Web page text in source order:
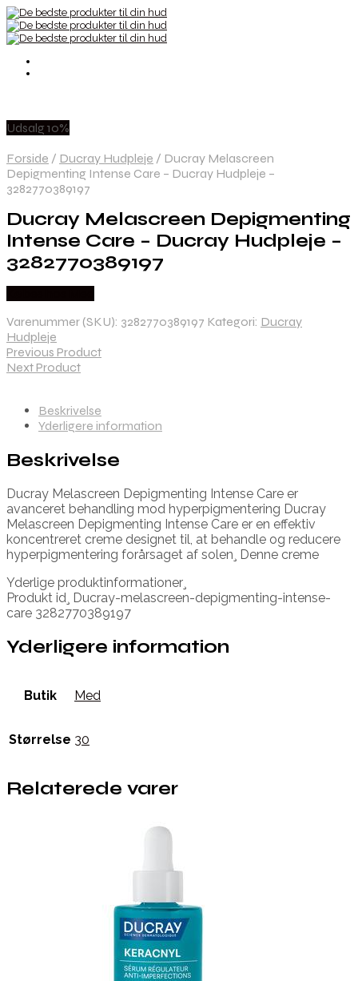
Udsalg 10%
Forside / Ducray Hudpleje / Ducray Melascreen
Depigmenting Intense Care – Ducray Hudpleje –
3282770389197
Ducray Melascreen Depigmenting
Intense Care – Ducray Hudpleje –
3282770389197
Varenummer (SKU): 3282770389197 Kategori: Ducray
Hudpleje
Previous Product
Next Product
Beskrivelse
Yderligere information
Beskrivelse
Ducray Melascreen Depigmenting Intense Care er
avanceret behandling mod hyperpigmentering Ducray
Melascreen Depigmenting Intense Care er en effektiv
koncentreret creme designet til, at behandle og reducere
hyperpigmentering forårsaget af solen¸ Denne creme
Yderlige produktinformationer¸
Produkt id¸ Ducray-melascreen-depigmenting-intense-
care 3282770389197
Yderligere information
Butik Med
Størrelse 30
Relaterede varer